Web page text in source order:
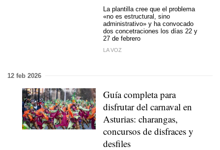
La plantilla cree que el problema
«no es estructural, sino
administrativo» y ha convocado
dos concetraciones los días 22 y
27 de febrero
LA VOZ
12 feb 2026
Guía completa para
disfrutar del carnaval en
Asturias: charangas,
concursos de disfraces y
desfiles